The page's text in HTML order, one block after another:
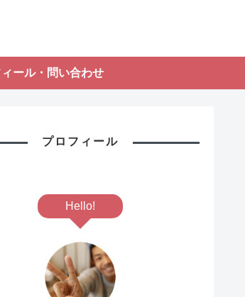
ール・問い合わせ
プロフィール
Hello!